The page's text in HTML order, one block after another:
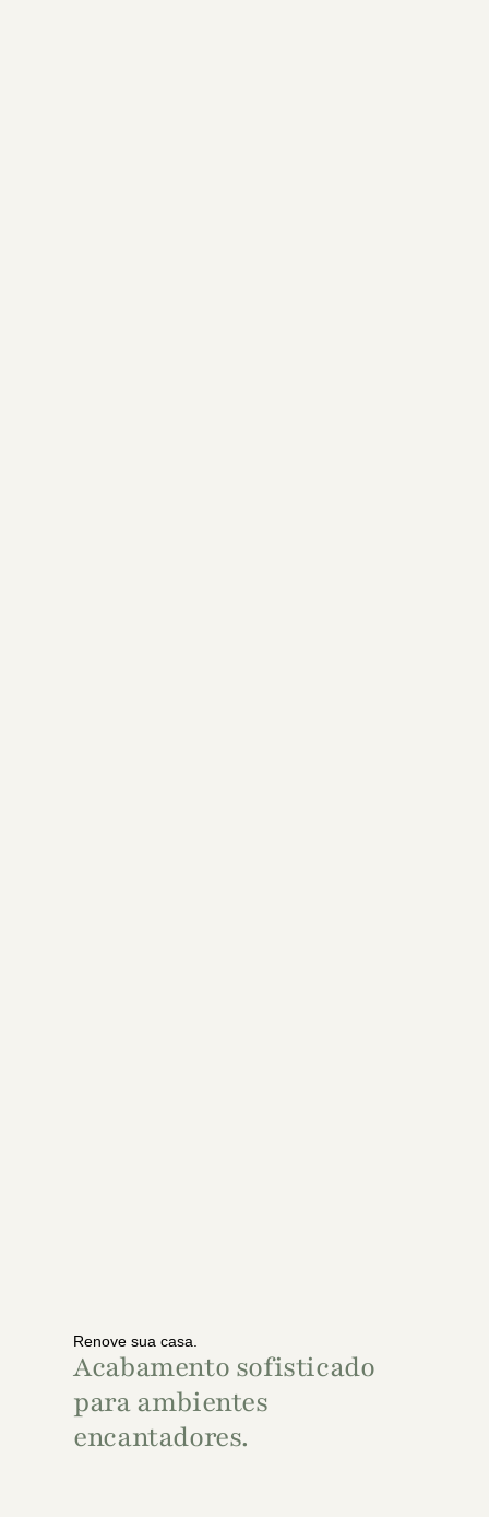
Renove sua casa.
Acabamento sofisticado
para ambientes
encantadores.